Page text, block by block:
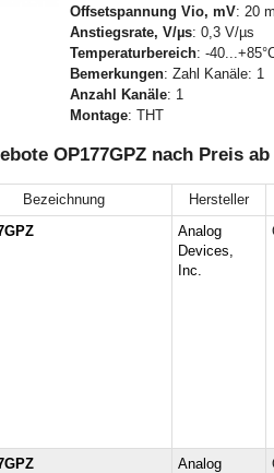
Offsetspannung Vio, mV: 20
Anstiegsrate, V/µs: 0,3 V/µs
Temperaturbereich: -
Bemerkungen: Zahl Kanäle: 1
Anzahl Kanäle: 1
Montage: THT
OP177GPZ nach Preis ab
Bezeichnung Hersteller
Analog
Devices,
Inc.
Analog